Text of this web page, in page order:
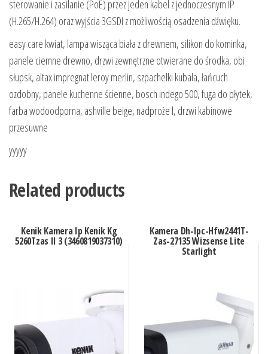
sterowanie i zasilanie (PoE) przez jeden kabel z jednoczesnym IP
(H.265/H.264) oraz wyjścia 3GSDI z możliwością osadzenia dźwięku.
easy care kwiat, lampa wisząca biała z drewnem, silikon do kominka,
panele ciemne drewno, drzwi zewnętrzne otwierane do środka, obi
słupsk, altax impregnat leroy merlin, szpachelki kubala, łańcuch
ozdobny, panele kuchenne ścienne, bosch indego 500, fuga do płytek,
farba wodoodporna, ashville beige, nadproże l, drzwi kabinowe
przesuwne
yyyyy
Related products
Kenik Kamera Ip Kenik Kg
5260Tzas Il 3 (3460819037310)
Kamera Dh-Ipc-Hfw2441T-
Zas-27135 Wizsense Lite
Starlight